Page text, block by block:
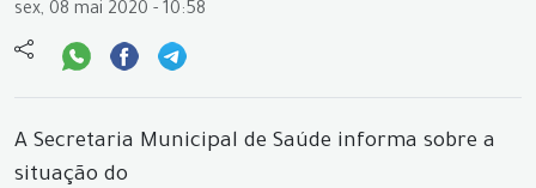
sex, 08 mai 2020 - 10:58
A Secretaria Municipal de Saúde informa sobre a
situação do